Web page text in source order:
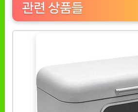
관련 상품들